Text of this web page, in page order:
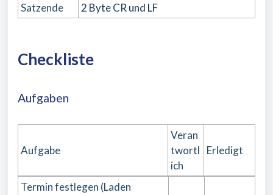
Satzende 2 Byte CR und LF
Checkliste
Aufgaben
Aufgabe
Veran
twortl
ich
Erledigt
Termin festlegen (Laden